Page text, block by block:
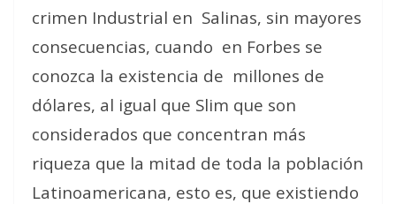
crimen Industrial en Salinas, sin mayores
consecuencias, cuando en Forbes se
conozca la existencia de millones de
dólares, al igual que Slim que son
considerados que concentran más
riqueza que la mitad de toda la población
Latinoamericana, esto es, que existiendo